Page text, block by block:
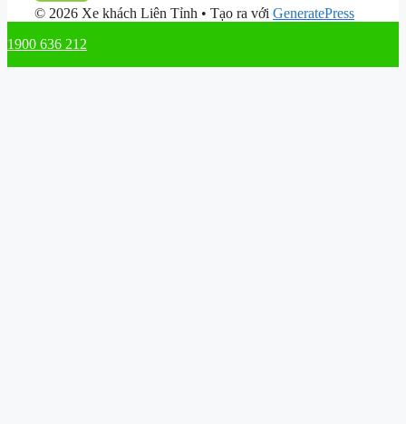
© 2026 Xe khách Liên Tỉnh • Tạo ra với GeneratePress
1900 636 212